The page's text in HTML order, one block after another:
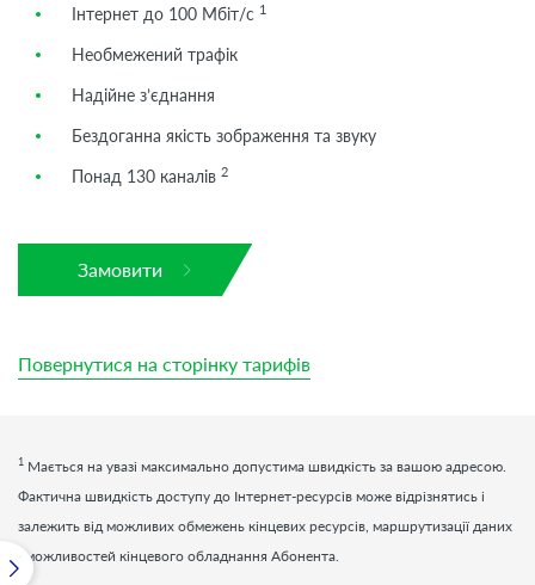
Інтернет до 100 Мбіт/с 1
Необмежений трафік
Надійне з’єднання
Бездоганна якість зображення та звуку
Понад 130 каналів 2
Замовити
Повернутися на сторінку тарифів
1 Мається на увазі максимально допустима швидкість за вашою адресою.
Фактична швидкість доступу до Інтернет-ресурсів може відрізнятись і
залежить від можливих обмежень кінцевих ресурсів, маршрутизації даних
і можливостей кінцевого обладнання Абонента.